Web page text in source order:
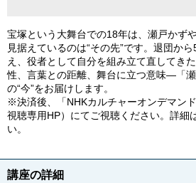
宝塚という大舞台での18年は、瀬戸かず
見据えているのは“その先”です。退団か
え、役者として自分を組み立て直してき
性、言葉との距離、舞台に立つ意味―「
の“今”をお届けします。
※決済後、「NHKカルチャーオンデマン
視聴専用HP）にてご視聴ください。詳細
い。
講座の詳細